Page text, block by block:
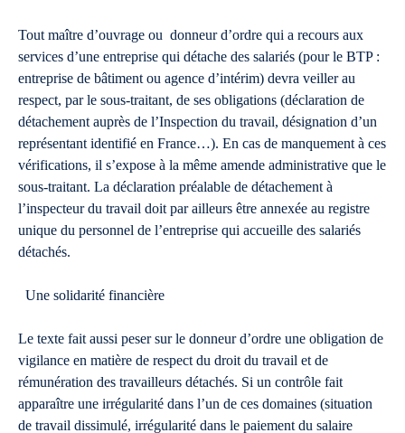
Tout maître d’ouvrage ou donneur d’ordre qui a recours aux
services d’une entreprise qui détache des salariés (pour le BTP :
entreprise de bâtiment ou agence d’intérim) devra veiller au
respect, par le sous-traitant, de ses obligations (déclaration de
détachement auprès de l’Inspection du travail, désignation d’un
représentant identifié en France…). En cas de manquement à ces
vérifications, il s’expose à la même amende administrative que le
sous-traitant. La déclaration préalable de détachement à
l’inspecteur du travail doit par ailleurs être annexée au registre
unique du personnel de l’entreprise qui accueille des salariés
détachés.
Une solidarité financière
Le texte fait aussi peser sur le donneur d’ordre une obligation de
vigilance en matière de respect du droit du travail et de
rémunération des travailleurs détachés. Si un contrôle fait
apparaître une irrégularité dans l’un de ces domaines (situation
de travail dissimulé, irrégularité dans le paiement du salaire